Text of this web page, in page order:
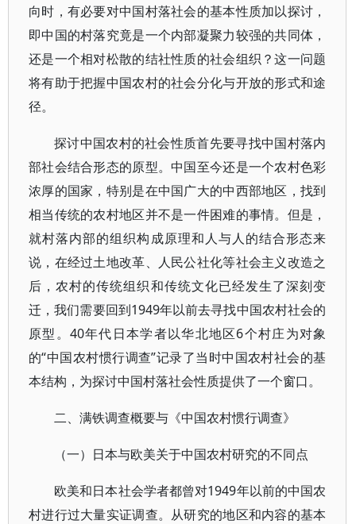
向时，有必要对中国村落社会的基本性质加以探讨，
即中国的村落究竟是一个内部凝聚力较强的共同体，
还是一个相对松散的结社性质的社会组织？这一问题
将有助于把握中国农村的社会分化与开放的形式和途
径。
探讨中国农村的社会性质首先要寻找中国村落内
部社会结合形态的原型。中国至今还是一个农村色彩
浓厚的国家，特别是在中国广大的中西部地区，找到
相当传统的农村地区并不是一件困难的事情。但是，
就村落内部的组织构成原理和人与人的结合形态来
说，在经过土地改革、人民公社化等社会主义改造之
后，农村的传统组织和传统文化已经发生了深刻变
迁，我们需要回到1949年以前去寻找中国农村社会的
原型。40年代日本学者以华北地区6个村庄为对象
的“中国农村惯行调查”记录了当时中国农村社会的基
本结构，为探讨中国村落社会性质提供了一个窗口。
二、满铁调查概要与《中国农村惯行调查》
（一）日本与欧美关于中国农村研究的不同点
欧美和日本社会学者都曾对1949年以前的中国农
村进行过大量实证调查。从研究的地区和内容的基本